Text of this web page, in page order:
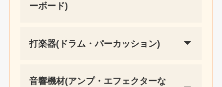
ーボード)
打楽器(ドラム・パーカッション)
音響機材(アンプ・エフェクターな